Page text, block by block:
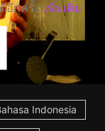
อีกครั้ง เพิ่มเติม
Indonesia